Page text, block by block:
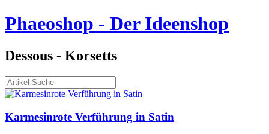
Phaeoshop - Der Ideenshop
Dessous - Korsetts
Karmesinrote Verführung in Satin